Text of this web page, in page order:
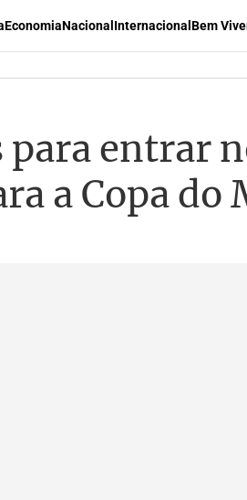
EconomiaNacional Internacional Bem
entrar
a Copa do